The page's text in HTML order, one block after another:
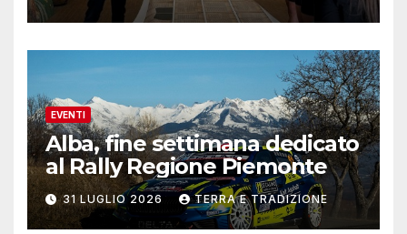
EVENTI
Alba, fine settimana dedicato
al Rally Regione Piemonte
31 LUGLIO 2026 TERRA E TRADIZIONE